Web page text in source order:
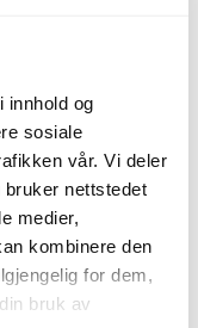
innhold og
sosiale
vår. Vi deler
nettstedet
medier,
kombinere den
for dem,
bruk av
kunder når
selv